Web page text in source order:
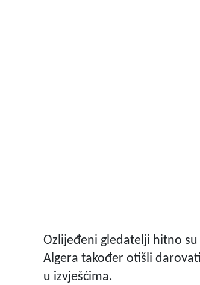
Ozlijeđeni gledatelji hitno
Algera također otišli
u izvješćima.